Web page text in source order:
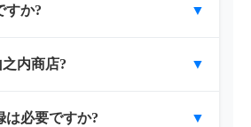
すか? ▼
内商店? ▼
は必要ですか? ▼